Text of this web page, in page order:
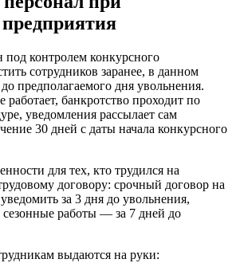
под контролем конкурсного
сотрудников заранее, в данном
предполагаемого дня увольнения.
работает, банкротство проходит по
уведомления рассылает сам
30 дней с даты начала конкурсного
для тех, кто трудился на
договору: срочный договор на
за 3 дня до увольнения,
работы — за 7 дней до
выдаются на руки: